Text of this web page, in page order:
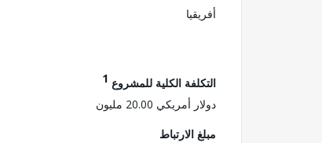
أفريقيا
التكلفة الكلية للمشروع 1
دولار أمريكي 20.00 مليون
مبلغ الارتباط